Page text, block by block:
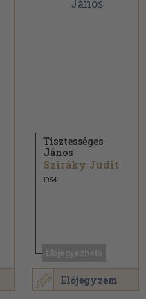
Előjegyzem
Tisztességes
János
Sziráky Judit
1954